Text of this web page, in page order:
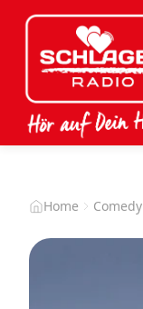
Home Comedy